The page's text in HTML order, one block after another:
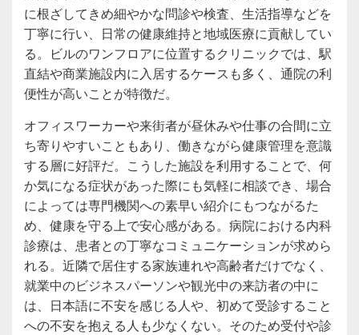
に根ざしてきめ細やかな問診や検査、生活指導などを
丁寧に行い、日常の健康維持と地域医療に貢献してい
る。ビルのワンフロアに位置するクリニックでは、駅
直結や商業施設内に入居するケースも多く、通院の利
便性が高いことが特徴だ。
オフィスワーカーや来街者が昼休みや仕事の合間に立
ち寄りやすいこともあり、働きながら健康管理を意識
する層に好評だ。こうした施設を利用することで、何
か気になる症状があった際にも気軽に相談でき、場合
によっては専門機関への素早い紹介にもつながるた
め、健康を守る上で安心感がある。病院における内科
診療は、患者との丁寧なコミュニケーションが求めら
れる。近隣で居住する家族連れや高齢者だけでなく、
就業中のビジネスパーソンや観光中の来訪者の中に
は、日本語に不安を感じる人や、初めて受診すること
への不安を抱える人も少なくない。そのため受付や診